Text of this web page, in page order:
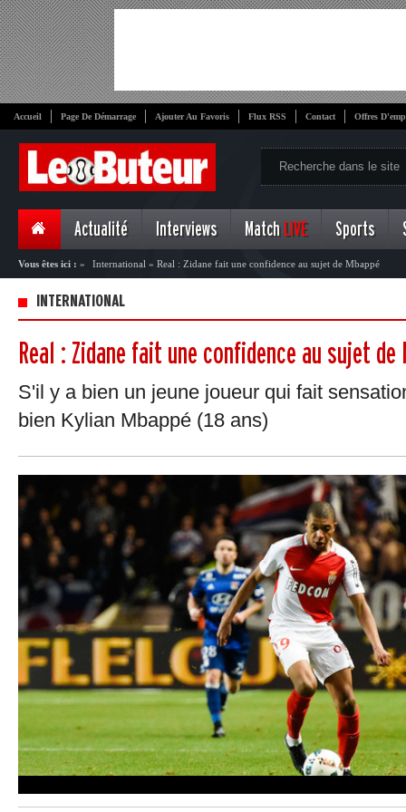
Accueil Page De Démarrage Ajouter Au Favoris Flux RSS Contact Offres
Actualité Interviews Match LIVE Sports
Vous êtes ici : » International » Real : Zidane fait une confidence au sujet de Mbappé
INTERNATIONAL
Real : Zidane fait une confidence au sujet de
S'il y a bien un jeune joueur qui fait
bien Kylian Mbappé (18 ans)